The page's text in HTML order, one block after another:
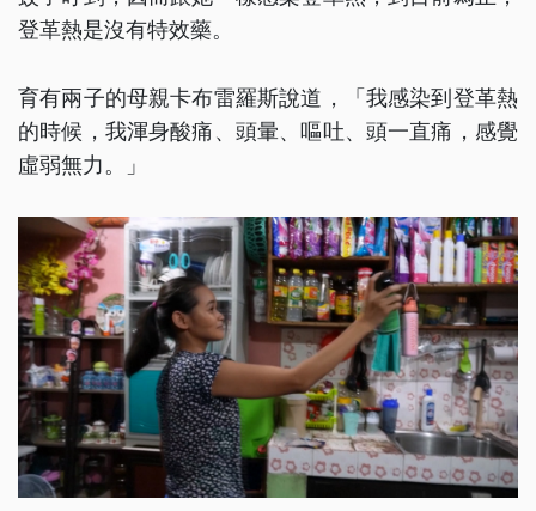
登革熱是沒有特效藥。
育有兩子的母親卡布雷羅斯說道，「我感染到登革熱
的時候，我渾身酸痛、頭暈、嘔吐、頭一直痛，感覺
虛弱無力。」